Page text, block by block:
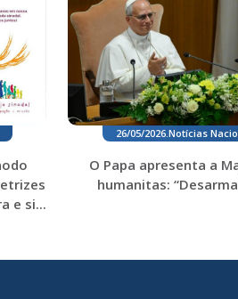
e si...
26/05/2026.Notícias
O Papa apresenta a
humanitas: